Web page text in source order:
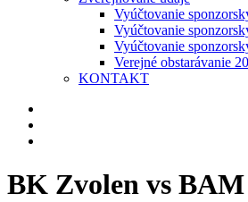
Vyúčtovanie
Vyúčtovanie
Vyúčtovanie
Verejné obstarávanie
KONTAKT
BK Zvolen vs